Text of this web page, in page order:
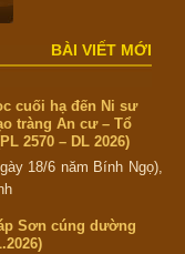
BÀI VIẾT MỚI
cuối hạ đến Ni sư
tràng An cư – Tổ
2570 – DL 2026)
18/6 năm Bính Ngọ),
Sơn cúng dường